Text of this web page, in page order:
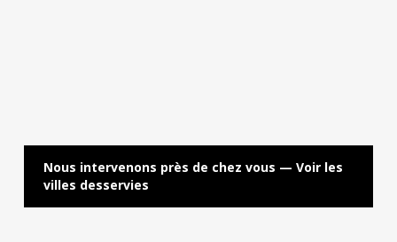
Nous intervenons près de chez vous — Voir les
villes desservies